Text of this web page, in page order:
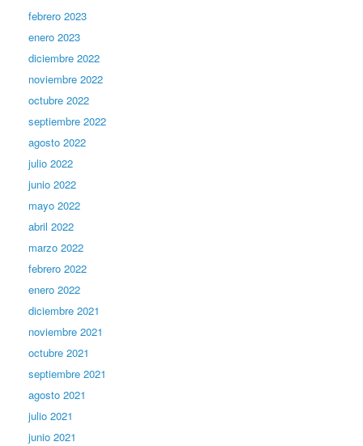
febrero 2023
enero 2023
diciembre 2022
noviembre 2022
octubre 2022
septiembre 2022
agosto 2022
julio 2022
junio 2022
mayo 2022
abril 2022
marzo 2022
febrero 2022
enero 2022
diciembre 2021
noviembre 2021
octubre 2021
septiembre 2021
agosto 2021
julio 2021
junio 2021